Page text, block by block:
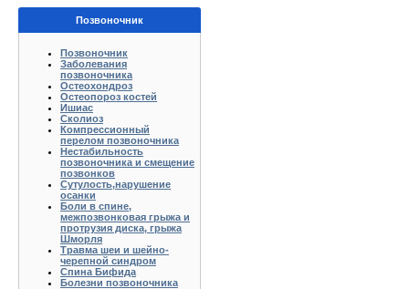
Позвоночник
Позвоночник
Заболевания
позвоночника
Остеохондроз
Остеопороз костей
Ишиас
Сколиоз
Компрессионный
перелом позвоночника
Нестабильность
позвоночника и смещение
позвонков
Сутулость,нарушение
осанки
Боли в спине,
межпозвонковая грыжа и
протрузия диска, грыжа
Шморля
Травма шеи и шейно-
черепной синдром
Спина Бифида
Болезни позвоночника